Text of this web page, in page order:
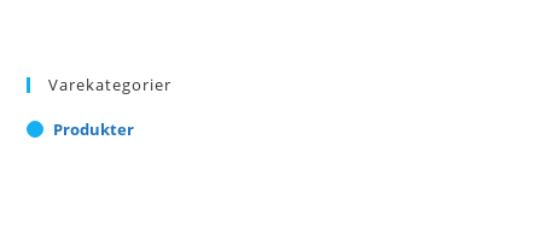
Varekategorier
Produkter